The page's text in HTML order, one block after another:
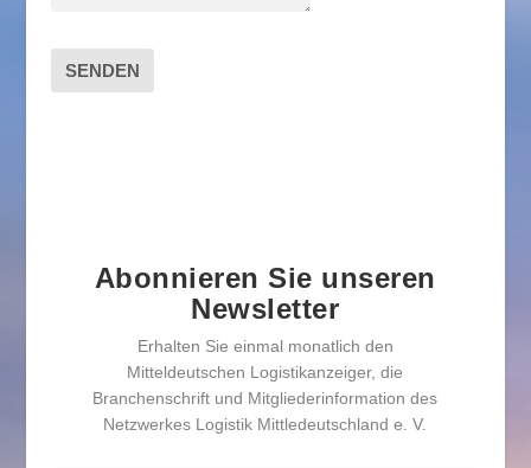
SENDEN
Abonnieren Sie unseren
Newsletter
Erhalten Sie einmal monatlich den
Mitteldeutschen Logistikanzeiger, die
Branchenschrift und Mitgliederinformation des
Netzwerkes Logistik Mittledeutschland e. V.